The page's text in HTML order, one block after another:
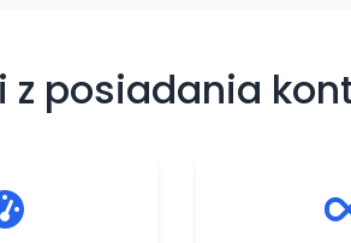
z posiadania